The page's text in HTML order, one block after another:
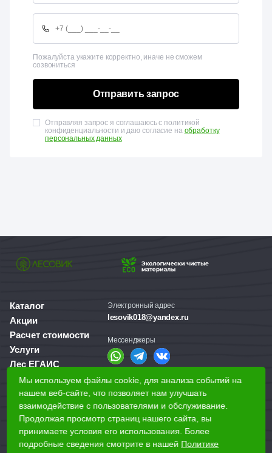
Пожалуйста укажите корректно, иначе не сможем
созвониться
Отправить запрос
Отправляя запрос я соглашаюсь с политикой
конфиденциальности и даю согласие на обработку
персональных данных
Каталог
Акции
Расчет стоимости
Услуги
Лес ЕГАИС
О компании
Доставка и оплата
Для бизнеса
Наши магазины
Электронный адрес
lesovik018@yandex.ru
Мессенджеры
Справочная служба
+7 (3412) 77-60-50
Мы используем файлы cookie, для анализа событий на
нашем веб-сайте, что позволяет нам улучшать
взаимодействие с пользователями и обслуживание.
Продолжая просмотр страниц нашего сайта, вы
принимаете условия его использования. Более
подробные сведения смотрите в нашей Политике